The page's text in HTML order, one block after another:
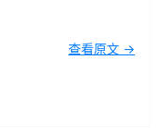
查看原文 →